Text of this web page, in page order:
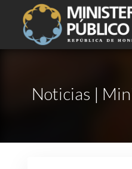
Noticias |